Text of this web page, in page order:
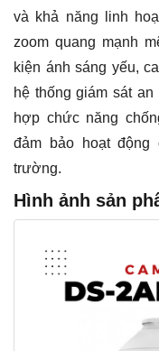
và khả năng linh
zoom quang mạnh
kiện ánh sáng yếu,
hệ thống giám sát
hợp chức năng
đảm bảo hoạt
trường.
Hình ảnh sản